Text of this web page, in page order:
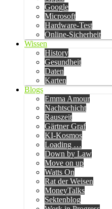
Google
Microsoft
Hardware-Test
Online-Sicherheit
Wissen
History
Gesundheit
Daten
Karten
Blogs
Emma Amour
Nachtschicht
Rauszeit
Gärtner Graf
KI-Kosmos
Loading …
Down by Law
Move on up
Watts On
Rat der Weisen
MoneyTalks
Sektenblog